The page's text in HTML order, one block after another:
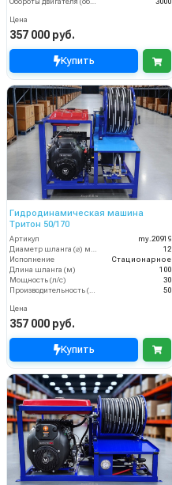
Обороты двигателя (об/мин) 3000
Цена
357 000 руб.
Купить
Гидродинамическая машина
Тритон 50/170
Артикул
my.20919
12
Исполнение
Стационарное
Длина шланга (м)
100
Мощность (л/с)
30
50
Цена
357 000 руб.
Купить